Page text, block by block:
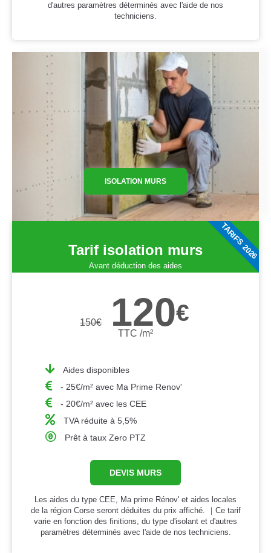
d'autres paramètres déterminés avec l'aide de nos
techniciens.
ISOLATION MURS
Tarif isolation murs
Avant déduction des aides
150€ 120€
TTC /m²
Aides disponibles
- 25€/m² avec Ma Prime Renov'
- 20€/m² avec les CEE
TVA réduite à 5,5%
Prêt à taux Zero PTZ
DEVIS MURS
Les aides du type CEE, Ma prime Rénov' et aides locales
de la région Corse seront déduites du prix affiché. ｜Ce tarif
varie en fonction des finitions, du type d'isolant et d'autres
paramètres déterminés avec l'aide de nos techniciens.
TARIFS 2026